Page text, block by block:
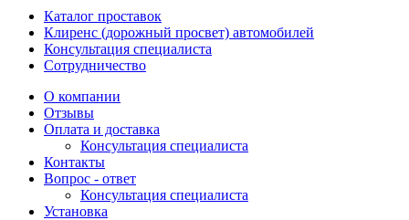
Каталог проставок
Клиренс (дорожный просвет) автомобилей
Консультация специалиста
Сотрудничество
О компании
Отзывы
Оплата и доставка
Консультация специалиста
Контакты
Вопрос - ответ
Консультация специалиста
Установка